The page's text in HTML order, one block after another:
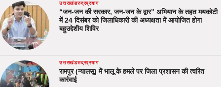
उत्तराखंडरुद्रप्रयाग
“जन-जन की सरकार, जन-जन के द्वार” अभियान के तहत मयकोटी
में 24 दिसंबर को जिलाधिकारी की अध्यक्षता में आयोजित होगा
बहुउद्देशीय शिविर
उत्तराखंडरुद्रप्रयाग
रामपुर (न्यालसू) में भालू के हमले पर जिला प्रशासन की त्वरित
कार्रवाई